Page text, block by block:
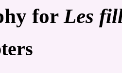
for Les